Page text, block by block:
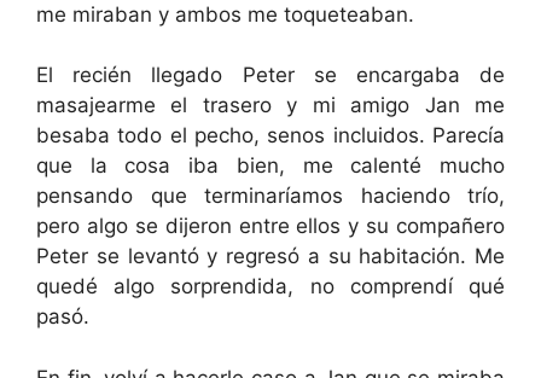
me miraban y ambos me toqueteaban.
El recién llegado Peter se encargaba de
masajearme el trasero y mi amigo Jan me
besaba todo el pecho, senos incluidos. Parecía
que la cosa iba bien, me calenté mucho
pensando que terminaríamos haciendo trío,
pero algo se dijeron entre ellos y su compañero
Peter se levantó y regresó a su habitación. Me
quedé algo sorprendida, no comprendí qué
pasó.